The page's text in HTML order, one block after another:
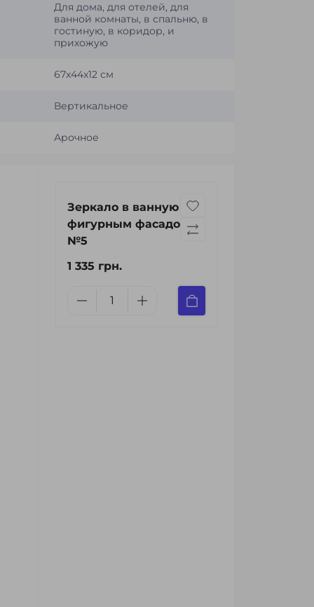
Для дома, для отелей, для
ванной комнаты, в спальню, в
гостиную, в коридор, и
прихожую
67x44x12 см
Вертикальное
Арочное
Зеркало в ванную с
фигурным фасадом
№5
1 335 грн.